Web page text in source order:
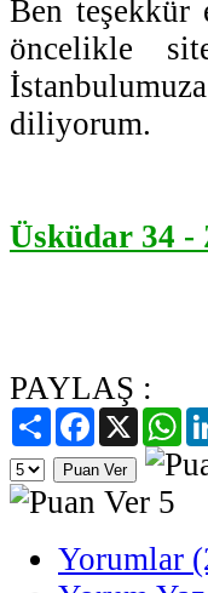
Ben teşekkür
öncelikle
diliyorum.
Üsküdar 34
PAYLAŞ :
PaylaşFacebook
X
Yorumlar